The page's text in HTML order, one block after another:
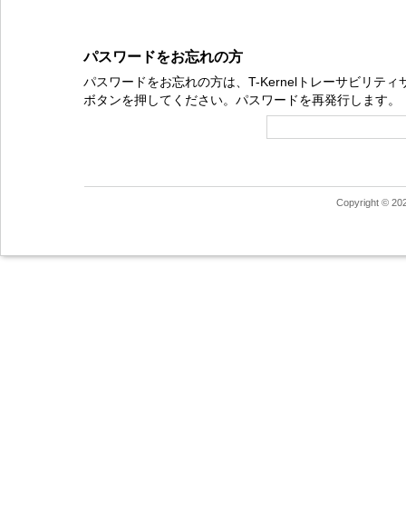
パスワードをお忘れの方
パスワードをお忘れの方は、T-Kernelトレーサビリテ
ボタンを押してください。パスワードを再発行します。
Copyright ©